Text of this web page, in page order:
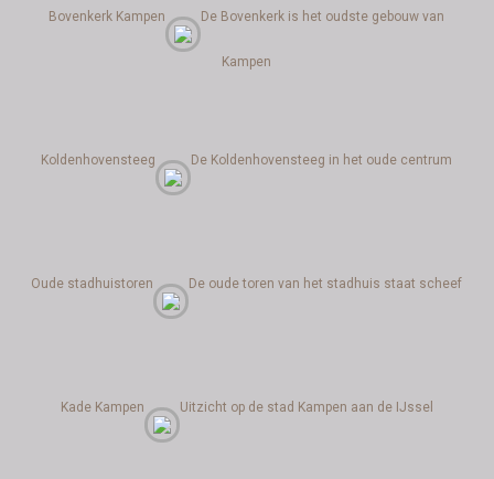
Bovenkerk Kampen De Bovenkerk is het oudste gebouw van
Kampen
Koldenhovensteeg De Koldenhovensteeg in het oude centrum
Oude stadhuistoren De oude toren van het stadhuis staat scheef
Kade Kampen Uitzicht op de stad Kampen aan de IJssel